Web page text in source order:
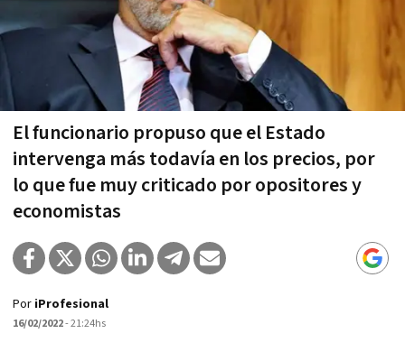
El funcionario propuso que el Estado
intervenga más todavía en los precios, por
lo que fue muy criticado por opositores y
economistas
Por iProfesional
16/02/2022- 21:24hs